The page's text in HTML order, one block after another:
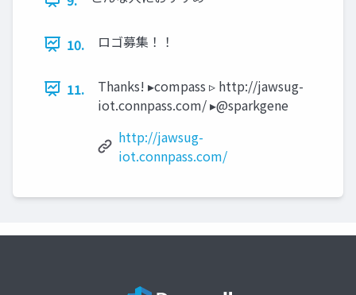
10. ロゴ募集！！
11.
Thanks! ▸compass ▹ http://jawsug-
iot.connpass.com/ ▸@sparkgene
http://jawsug-
iot.connpass.com/